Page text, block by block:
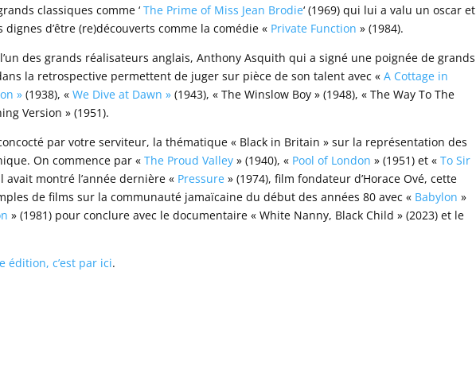
classiques comme ‘The Prime of Miss Jean Brodie‘ (1969) qui lui a valu un oscar et
d’être (re)découverts comme la comédie « Private Function » (1984).
des grands réalisateurs anglais, Anthony Asquith qui a signé une poignée de grands
la retrospective permettent de juger sur pièce de son talent avec «A Cottage in
» (1938), «We Dive at Dawn » (1943), « The Winslow Boy » (1948), « The Way To The
Version » (1951).
par votre serviteur, la thématique « Black in Britain » sur la représentation des
On commence par «The Proud Valley » (1940), « Pool of London » (1951) et «To Sir
avait montré l’année dernière « Pressure » (1974), film fondateur d’Horace Ové, cette
de films sur la communauté jamaïcaine du début des années 80 avec « Babylon »
» (1981) pour conclure avec le documentaire « White Nanny, Black Child » (2023) et le
édition, c’est par ici.